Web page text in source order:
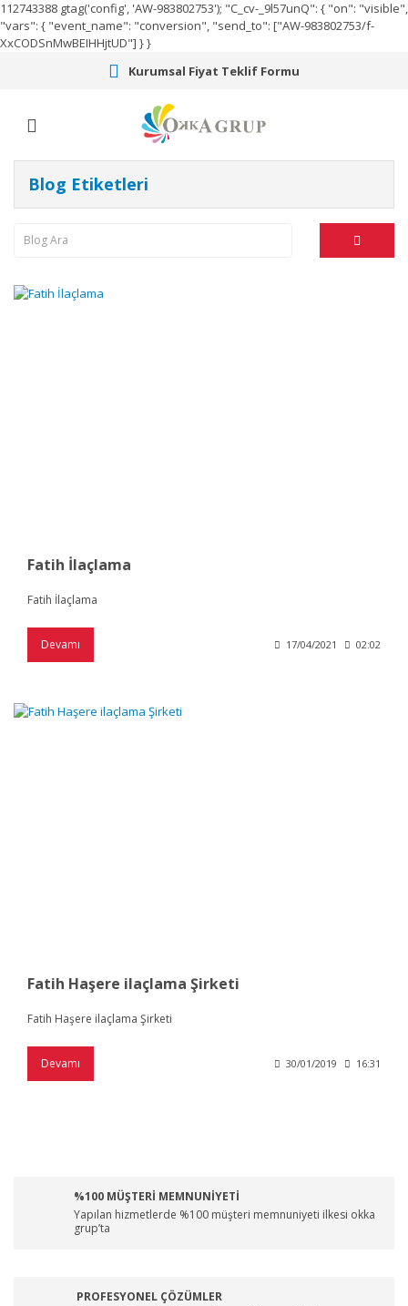
112743388 gtag('config', 'AW-983802753'); "C_cv-_9l57unQ": { "on": "visible",
"vars": { "event_name": "conversion", "send_to": ["AW-983802753/f-
XxCODSnMwBEIHHjtUD"] } }
Kurumsal Fiyat Teklif Formu
Blog Etiketleri
Fatih İlaçlama
Fatih İlaçlama
Devamı 17/04/2021 02:02
Fatih Haşere ilaçlama Şirketi
Fatih Haşere ilaçlama Şirketi
Devamı 30/01/2019 16:31
%100 MÜŞTERİ MEMNUNİYETİ
Yapılan hizmetlerde %100 müşteri memnuniyeti ilkesi okka
grup’ta
PROFESYONEL ÇÖZÜMLER